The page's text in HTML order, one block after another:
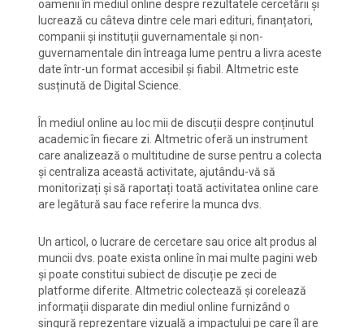
oamenii în mediul online despre rezultatele cercetării și
lucrează cu câteva dintre cele mari edituri, finanțatori,
companii și instituții guvernamentale și non-
guvernamentale din întreaga lume pentru a livra aceste
date într-un format accesibil și fiabil. Altmetric este
susținută de Digital Science.
În mediul online au loc mii de discuții despre conținutul
academic în fiecare zi. Altmetric oferă un instrument
care analizează o multitudine de surse pentru a colecta
și centraliza această activitate, ajutându-vă să
monitorizați și să raportați toată activitatea online care
are legătură sau face referire la munca dvs.
Un articol, o lucrare de cercetare sau orice alt produs al
muncii dvs. poate exista online în mai multe pagini web
și poate constitui subiect de discuție pe zeci de
platforme diferite. Altmetric colectează și corelează
informații disparate din mediul online furnizând o
singură reprezentare vizuală a impactului pe care îl are